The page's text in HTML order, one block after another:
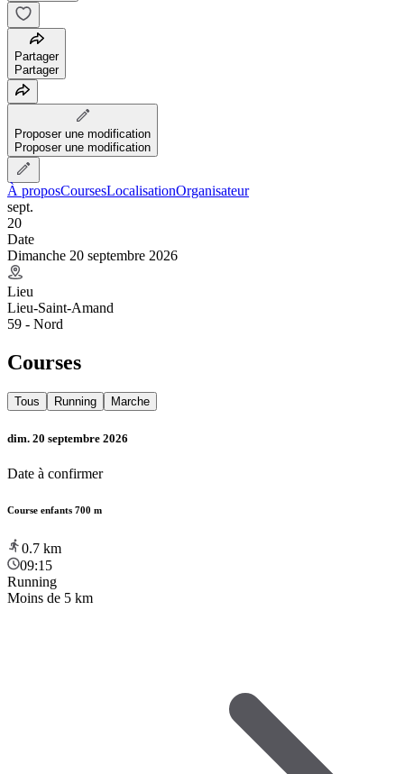
Partager
Partager
Proposer une modification
Proposer une modification
À proposCoursesLocalisationOrganisateur
sept.
20
Date
Dimanche 20 septembre 2026
Lieu
Lieu-Saint-Amand
59 - Nord
Courses
Tous Running Marche
dim. 20 septembre 2026
Date à confirmer
Course enfants 700 m
0.7 km
09:15
Running
Moins de 5 km